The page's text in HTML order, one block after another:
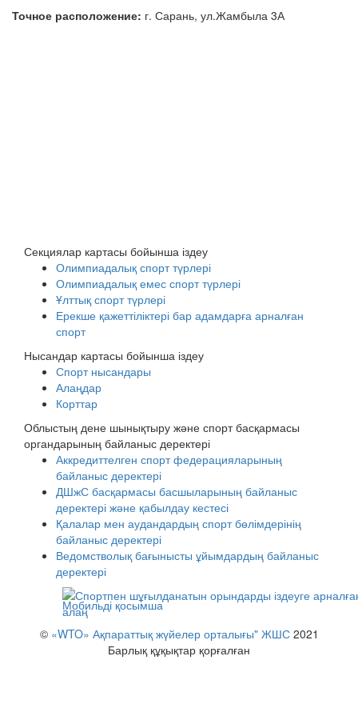
Точное расположение: г. Сарань, ул.Жамбыла 3А
Секциялар картасы бойынша іздеу
Олимпиадалық спорт түрлері
Олимпиадалық емес спорт түрлері
Ұлттық спорт түрлері
Ерекше қажеттіліктері бар адамдарға арналған
спорт
Нысандар картасы бойынша іздеу
Спорт нысандары
Алаңдар
Корттар
Облыстың дене шынықтыру және спорт басқармасы
органдарының байланыс деректері
Аккредиттелген спорт федерацияларының
байланыс деректері
ДШжС басқармасы басшыларының байланыс
деректері және қабылдау кестесі
Қалалар мен аудандардың спорт бөлімдерінің
байланыс деректері
Ведомстволық бағынысты ұйымдардың байланыс
деректері
Мобильді қосымша
© «WTO» Ақпараттық жүйелер орталығы" ЖШС2021
Барлық құқықтар қорғалған